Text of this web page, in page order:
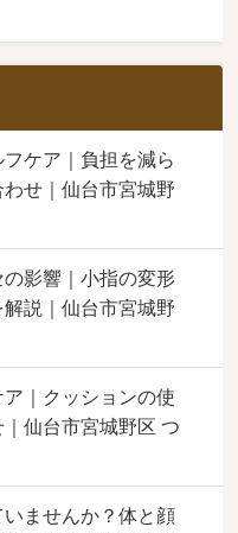
ケア｜負担を減ら
せ｜仙台市宮城野
影響｜小指の変形
説｜仙台市宮城野
｜クッションの使
仙台市宮城野区 つ
ませんか？体と顔